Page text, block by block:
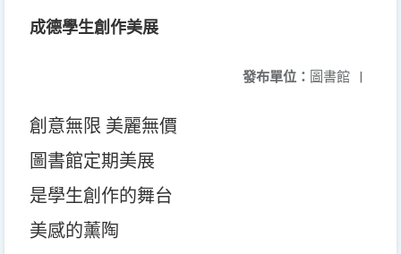
成德學生創作美展
發布單位： 圖書館 |
創意無限 美麗無價
圖書館定期美展
是學生創作的舞台
美感的薰陶